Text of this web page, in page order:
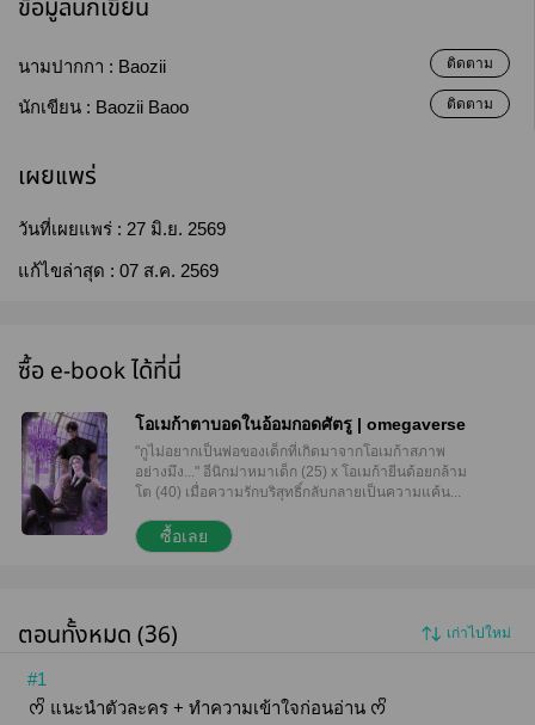
ข้อมูลนักเขียน
นามปากกา : Baozii ติดตาม
นักเขียน : Baozii Baoo ติดตาม
เผยแพร่
วันที่เผยแพร่ : 27 มิ.ย. 2569
แก้ไขล่าสุด : 07 ส.ค. 2569
ซื้อ e-book ได้ที่นี่
โอเมก้าตาบอดในอ้อมกอดศัตรู | omegaverse
"กูไม่อยากเป็นพ่อของเด็กที่เกิดมาจากโอเมก้าสภาพ
อย่างมึง..." อีนิกม่าหมาเด็ก (25) x โอเมก้ายีนด้อยกล้าม
โต (40) เมื่อความรักบริสุทธิ์กลับกลายเป็นความแค้น...
อย่าง 'คลื่น' อีกฝ่ายคือคนที่เข้ามาเป็นแสงสว่างในชีวิต
คอยอยู่เคียงข้างและปกป้องเขา จนเกิดเป็นความรู้สึก
อย่างมันเป็นแค่ละครฉากหนึ่งเท่านั้น" ความรู้สึกพังจน
อ่อนโยนกับคนที่ตัวเองรัก ตอนนี้กลับมีเพียงแววตาเยือก
เย็นแฝงเอาไว้ด้วยความเจ็บปวด... ------------------- "ไม่
ซื้อเลย
ตอนทั้งหมด (36) เก่าไปใหม่
#1
ᰔᩚ แนะนำตัวละคร + ทำความเข้าใจก่อนอ่าน ᰔᩚ